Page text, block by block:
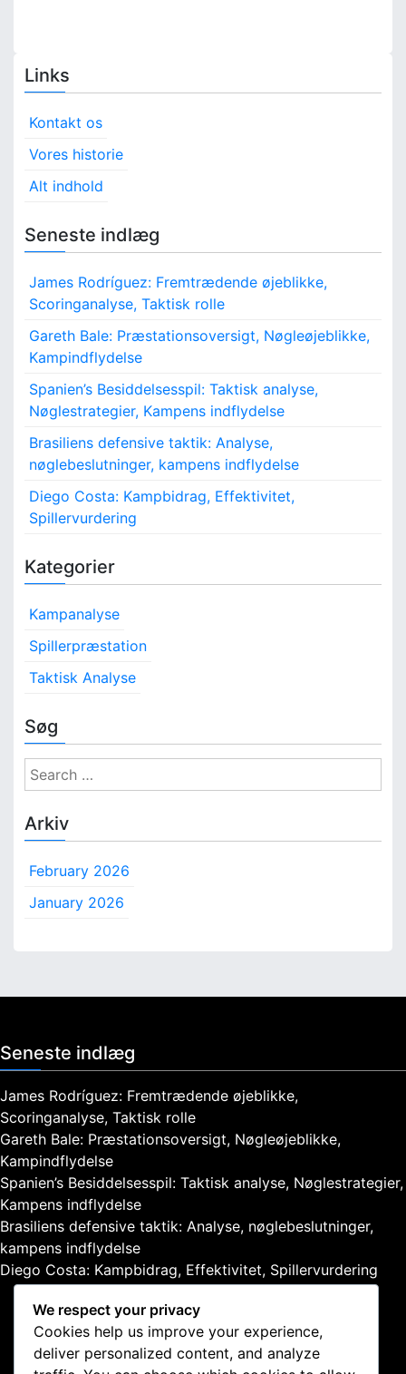
Links
Kontakt os
Vores historie
Alt indhold
Seneste indlæg
James Rodríguez: Fremtrædende øjeblikke,
Scoringanalyse, Taktisk rolle
Gareth Bale: Præstationsoversigt, Nøgleøjeblikke,
Kampindflydelse
Spanien’s Besiddelsesspil: Taktisk analyse,
Nøglestrategier, Kampens indflydelse
Brasiliens defensive taktik: Analyse,
nøglebeslutninger, kampens indflydelse
Diego Costa: Kampbidrag, Effektivitet,
Spillervurdering
Kategorier
Kampanalyse
Spillerpræstation
Taktisk Analyse
Søg
S
e
a
r
h
Arkiv
February 2026
January 2026
Seneste indlæg
James Rodríguez: Fremtrædende øjeblikke,
Scoringanalyse, Taktisk rolle
Gareth Bale: Præstationsoversigt, Nøgleøjeblikke,
Kampindflydelse
Spanien’s Besiddelsesspil: Taktisk analyse, Nøglestrategier,
Kampens indflydelse
Brasiliens defensive taktik: Analyse, nøglebeslutninger,
kampens indflydelse
Diego Costa: Kampbidrag, Effektivitet, Spillervurdering
Juridisk
We respect your privacy
Cookies help us improve your experience,
deliver personalized content, and analyze